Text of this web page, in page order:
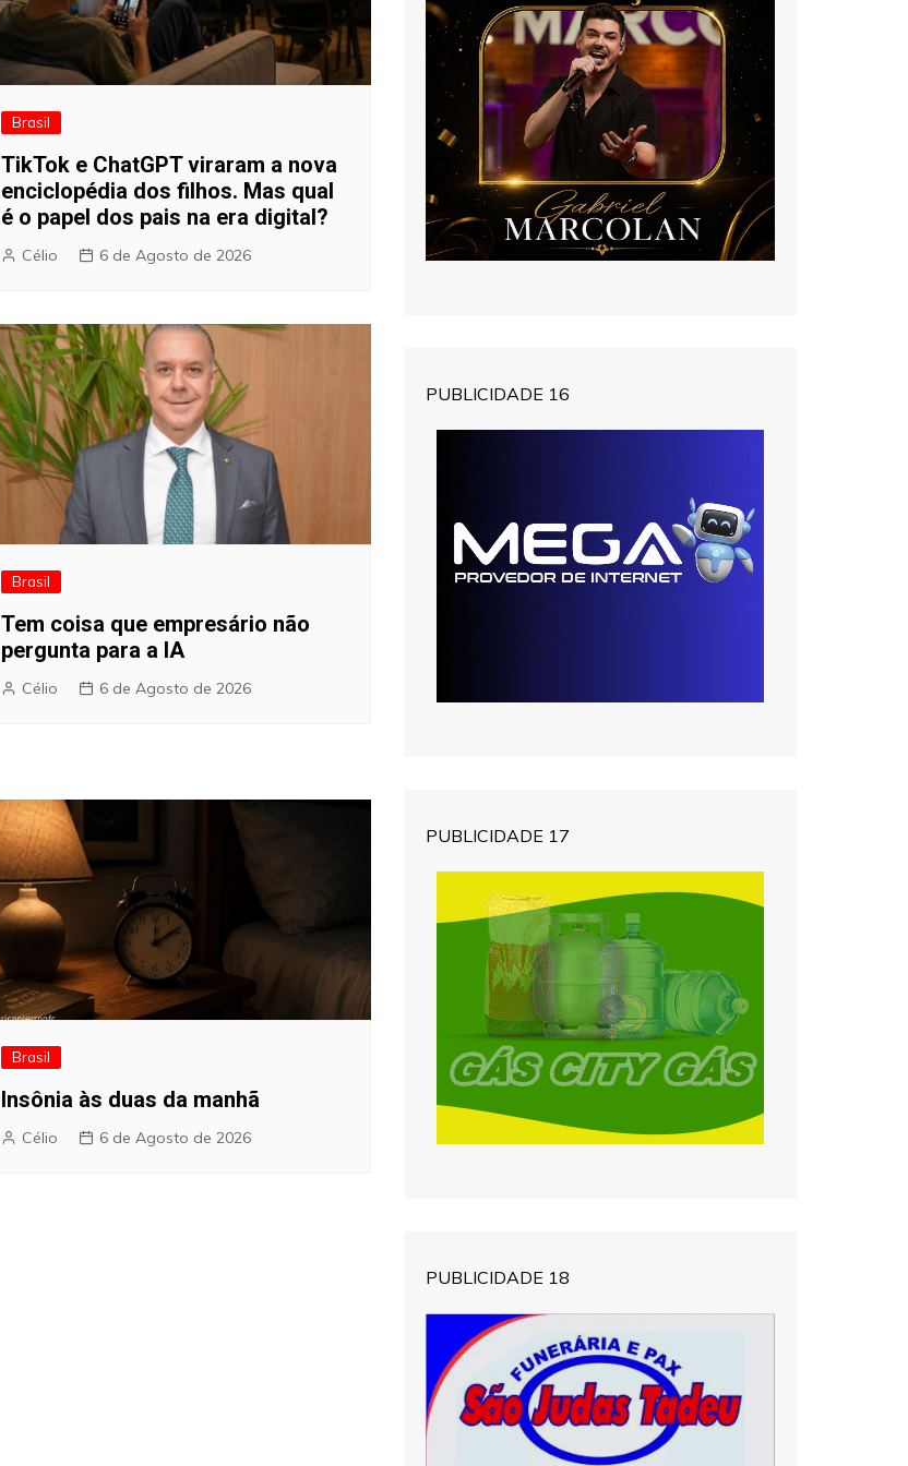
Brasil
TikTok e ChatGPT viraram a nova
enciclopédia dos filhos. Mas qual
é o papel dos pais na era digital?
Célio 6 de Agosto de 2026
Brasil
Tem coisa que empresário não
pergunta para a IA
Célio 6 de Agosto de 2026
Brasil
Insônia às duas da manhã
Célio 6 de Agosto de 2026
PUBLICIDADE 16
PUBLICIDADE 17
PUBLICIDADE 18